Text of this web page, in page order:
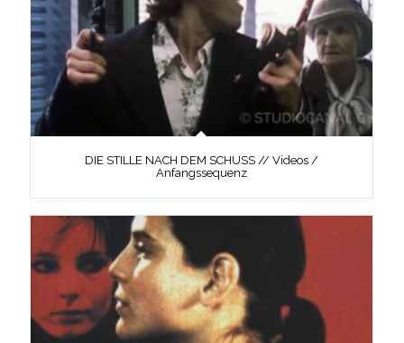
DIE STILLE NACH DEM SCHUSS // Videos /
Anfangssequenz